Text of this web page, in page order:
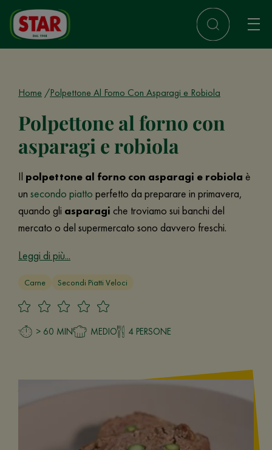
Home Polpettone Al Forno Con Asparagi e Robiola
Polpettone al forno con
asparagi e robiola
Il polpettone al forno con asparagi e robiola è
un secondo piatto perfetto da preparare in primavera,
quando gli asparagi che troviamo sui banchi del
mercato o del supermercato sono davvero freschi.
Leggi di più...
Carne Secondi Piatti Veloci
> 60 MIN MEDIO 4 PERSONE